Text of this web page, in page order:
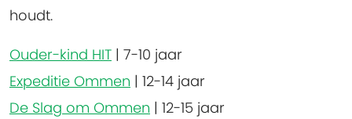
houdt.
Ouder-kind HIT | 7-10 jaar
Expeditie Ommen | 12-14 jaar
De Slag om Ommen | 12-15 jaar